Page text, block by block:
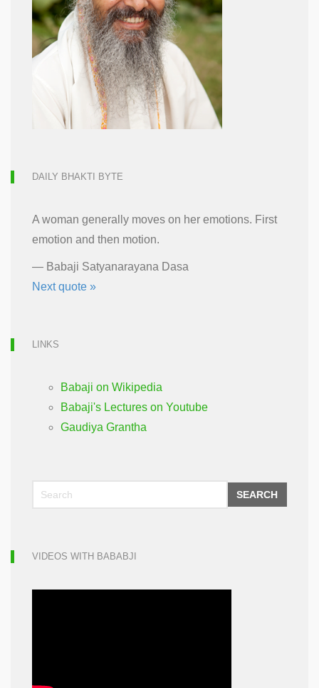
DAILY BHAKTI BYTE
A woman generally moves on her emotions. First
emotion and then motion.
— Babaji Satyanarayana Dasa
Next quote »
LINKS
Babaji on Wikipedia
Babaji's Lectures on Youtube
Gaudiya Grantha
SEARCH
VIDEOS WITH BABABJI